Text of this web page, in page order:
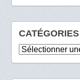
CATÉGORIES
Catégories